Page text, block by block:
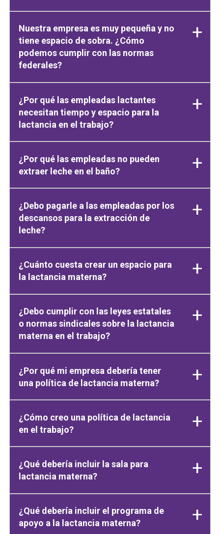
Nuestra empresa es muy pequeña y no
tiene espacio de sobra. ¿Cómo
podemos cumplir con las normas
federales?
¿Por qué las empleadas lactantes
necesitan tiempo y espacio para la
lactancia en el trabajo?
¿Por qué las empleadas no pueden
extraer leche en el baño?
¿Debo pagarle a las empleadas por los
descansos para la extracción de
leche?
¿Cuánto cuesta crear un espacio para
la lactancia materna?
¿Debo cumplir con las leyes estatales
o normas sindicales sobre la lactancia
materna en el trabajo?
¿Por qué mi empresa debería tener
una política de lactancia materna?
¿Cómo creo una política de lactancia
en el trabajo?
¿Qué debería incluir la sala para
lactancia materna?
¿Qué debería incluir el programa de
apoyo a la lactancia materna?